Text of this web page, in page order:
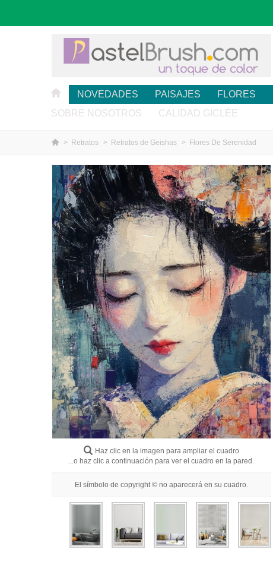
NOVEDADES PAISAJES FLORES
SOBRE NOSOTROS
CALIDAD GICLÉE
> Retratos > Retratos de Geishas > Flores De Serenidad
Haz clic en la imagen para ampliar el cuadro
...o haz clic a continuación para ver el cuadro en la pared.
El símbolo de copyright © no aparecerá en su cuadro.